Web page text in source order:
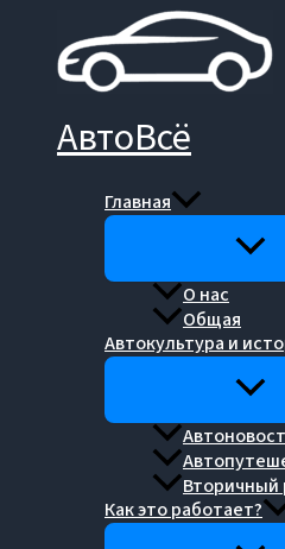
содержимому
АвтоВсё
Главная
О нас
Общая
Автокультура и
Вторичный
Как это работает?